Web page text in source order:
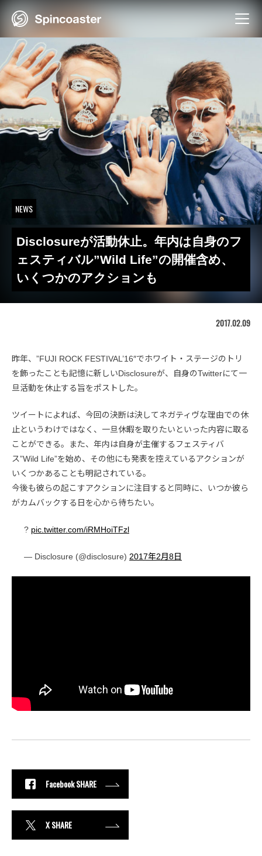
Skip
NEWS
Disclosureが活動休止。年内は自身のフ
ェスティバル”Wild Life”の開催含め、
いくつかのアクションも
2017.02.09
昨年、”FUJI ROCK FESTIVAL’16″でホワイト・ステージのトリ
を飾ったことも記憶に新しいDisclosureが、自身のTwitterにて一
旦活動を休止する旨をポストした。
ツイートによれば、今回の決断は決してネガティヴな理由での休
止というわけではなく、一旦休暇を取りたいといった内容に取る
ことができる。また、年内は自身が主催するフェスティバ
ス”Wild Life”を始め、その他にも発表を控えているアクションが
いくつかあることも明記されている。
今後も彼らの起こすアクションに注目すると同時に、いつか彼ら
がカムバックする日を心から待ちたい。
? pic.twitter.com/iRMHoiTFzl
— Disclosure (@disclosure) 2017年2月8日
Facebook SHARE
X SHARE